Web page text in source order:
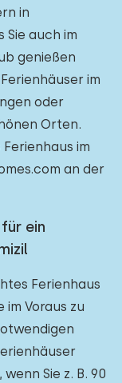
in
Sie auch im
genießen
im
oder
Orten.
im
an der
ein
Ferienhaus
Voraus zu
Sie z. B. 90